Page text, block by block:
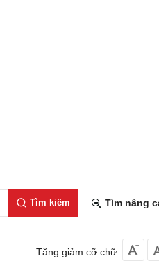
Tìm kiếm Tìm nâng
Tăng giảm cỡ chữ: